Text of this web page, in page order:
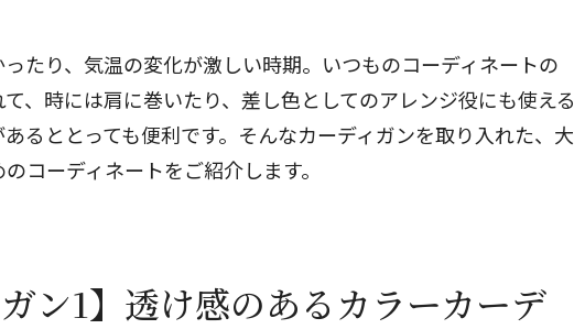
たり、気温の変化が激しい時期。いつものコーディネートの
て、時には肩に巻いたり、差し色としてのアレンジ役にも使える
あるととっても便利です。そんなカーディガンを取り入れた、大
コーディネートをご紹介します。
ガン1】透け感のあるカラーカーデ